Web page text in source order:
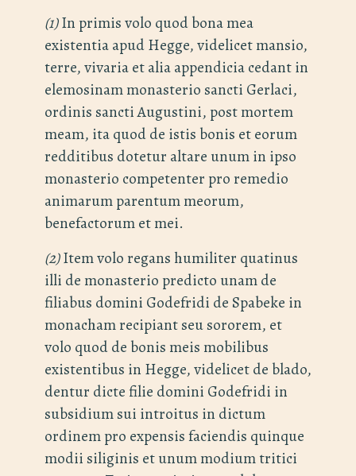
(1)In primis volo quod bona mea
existentia apud Hegge, videlicet mansio,
terre, vivaria et alia appendicia cedant in
elemosinam monasterio sancti Gerlaci,
ordinis sancti Augustini, post mortem
meam, ita quod de istis bonis et eorum
redditibus dotetur altare unum in ipso
monasterio competenter pro remedio
animarum parentum meorum,
benefactorum et mei.
(2)Item volo regans humiliter quatinus
illi de monasterio predicto unam de
filiabus domini Godefridi de Spabeke in
monacham recipiant seu sororem, et
volo quod de bonis meis mobilibus
existentibus in Hegge, videlicet de blado,
dentur dicte filie domini Godefridi in
subsidium sui introitus in dictum
ordinem pro expensis faciendis quinque
modii siliginis et unum modium tritici